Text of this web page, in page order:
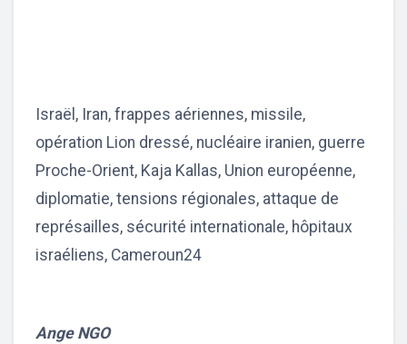
Israël, Iran, frappes aériennes, missile,
opération Lion dressé, nucléaire iranien, guerre
Proche-Orient, Kaja Kallas, Union européenne,
diplomatie, tensions régionales, attaque de
représailles, sécurité internationale, hôpitaux
israéliens, Cameroun24
Ange NGO